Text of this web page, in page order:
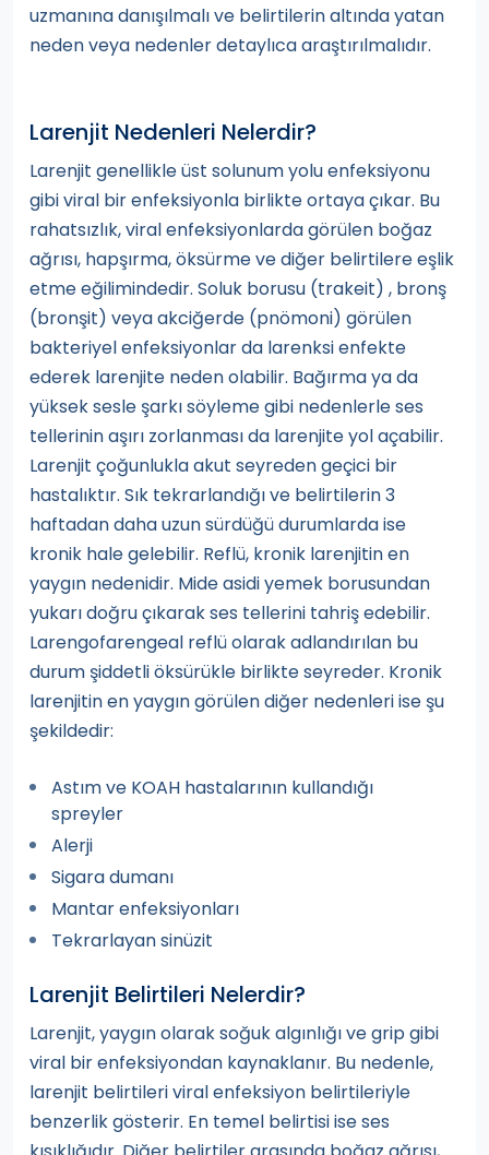
uzmanına danışılmalı ve belirtilerin altında yatan
neden veya nedenler detaylıca araştırılmalıdır.
Larenjit Nedenleri Nelerdir?
Larenjit genellikle üst solunum yolu enfeksiyonu
gibi viral bir enfeksiyonla birlikte ortaya çıkar. Bu
rahatsızlık, viral enfeksiyonlarda görülen boğaz
ağrısı, hapşırma, öksürme ve diğer belirtilere eşlik
etme eğilimindedir. Soluk borusu (trakeit) , bronş
(bronşit) veya akciğerde (pnömoni) görülen
bakteriyel enfeksiyonlar da larenksi enfekte
ederek larenjite neden olabilir. Bağırma ya da
yüksek sesle şarkı söyleme gibi nedenlerle ses
tellerinin aşırı zorlanması da larenjite yol açabilir.
Larenjit çoğunlukla akut seyreden geçici bir
hastalıktır. Sık tekrarlandığı ve belirtilerin 3
haftadan daha uzun sürdüğü durumlarda ise
kronik hale gelebilir. Reflü, kronik larenjitin en
yaygın nedenidir. Mide asidi yemek borusundan
yukarı doğru çıkarak ses tellerini tahriş edebilir.
Larengofarengeal reflü olarak adlandırılan bu
durum şiddetli öksürükle birlikte seyreder. Kronik
larenjitin en yaygın görülen diğer nedenleri ise şu
şekildedir:
Astım ve KOAH hastalarının kullandığı
spreyler
Alerji
Sigara dumanı
Mantar enfeksiyonları
Tekrarlayan sinüzit
Larenjit Belirtileri Nelerdir?
Larenjit, yaygın olarak soğuk algınlığı ve grip gibi
viral bir enfeksiyondan kaynaklanır. Bu nedenle,
larenjit belirtileri viral enfeksiyon belirtileriyle
benzerlik gösterir. En temel belirtisi ise ses